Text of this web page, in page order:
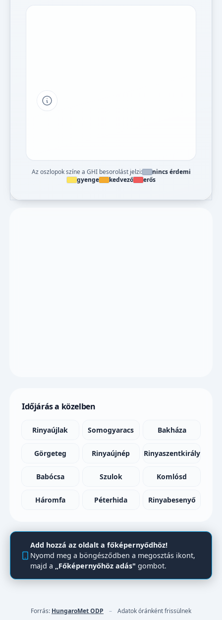
Tipp a grafikon jelmagyarázatához
Az oszlopok színe a GHI besorolást jelzi:
nincs érdemi
gyenge
kedvező erős
Időjárás a közelben
Rinyaújlak Somogyaracs Bakháza
Görgeteg Rinyaújnép Rinyaszentkirály
Babócsa Szulok Komlósd
Háromfa Péterhida Rinyabesenyő
Add hozzá az oldalt a főképernyődhöz!
Nyomd meg a böngésződben a megosztás ikont,
majd a „Főképernyőhöz adás" gombot.
Forrás: HungaroMet ODP – Adatok óránként frissülnek